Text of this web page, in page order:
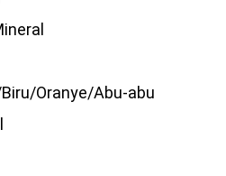
Oranye/Abu-abu